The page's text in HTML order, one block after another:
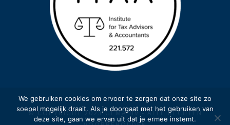
© COPYRIGHT 2023 GEMA BV - ALLE RECHTEN
We gebruiken cookies om ervoor te zorgen dat onze site zo
soepel mogelijk draait. Als je doorgaat met het gebruiken van
deze site, gaan we ervan uit dat je ermee instemt.